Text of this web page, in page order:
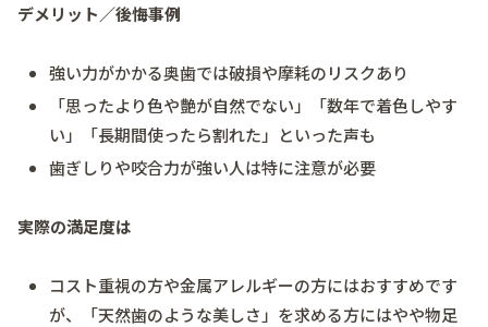
デメリット／後悔事例
強い力がかかる奥歯では破損や摩耗のリスクあり
「思ったより色や艶が自然でない」「数年で着色しやす
い」「長期間使ったら割れた」といった声も
歯ぎしりや咬合力が強い人は特に注意が必要
実際の満足度は
コスト重視の方や金属アレルギーの方にはおすすめです
が、「天然歯のような美しさ」を求める方にはやや物足